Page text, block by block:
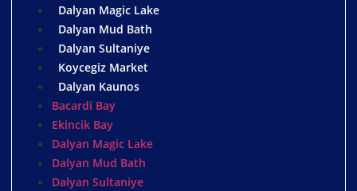
Dalyan Magic Lake
Dalyan Mud Bath
Dalyan Sultaniye
Koycegiz Market
Dalyan Kaunos
Bacardi Bay
Ekincik Bay
Dalyan Magic Lake
Dalyan Mud Bath
Dalyan Sultaniye